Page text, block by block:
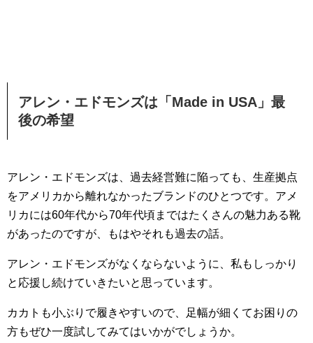
アレン・エドモンズは「Made in USA」最
後の希望
アレン・エドモンズは、過去経営難に陥っても、生産拠点
をアメリカから離れなかったブランドのひとつです。アメ
リカには60年代から70年代頃まではたくさんの魅力ある靴
があったのですが、もはやそれも過去の話。
アレン・エドモンズがなくならないように、私もしっかり
と応援し続けていきたいと思っています。
カカトも小ぶりで履きやすいので、足幅が細くてお困りの
方もぜひ一度試してみてはいかがでしょうか。